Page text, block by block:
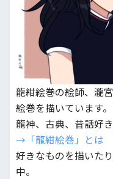
龍紺絵巻の絵師、瀧
絵巻を描いています
龍神、古典、昔話好き
→「龍紺絵巻」とは
好きなものを描いた
中。